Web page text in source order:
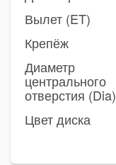
Вылет (ET)
Крепёж
Диаметр
центрального
отверстия (Dia)
Цвет диска